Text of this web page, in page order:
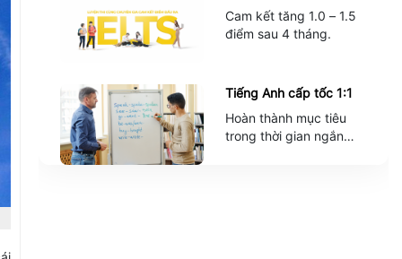
Cam kết tăng 1.0 – 1.5
điểm sau 4 tháng.
Tiếng Anh cấp tốc 1:1
Hoàn thành mục tiêu
trong thời gian ngắn